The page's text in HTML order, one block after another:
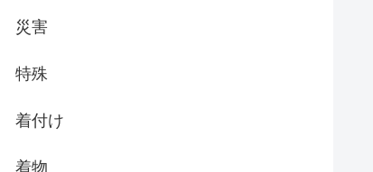
災害
特殊
着付け
着物